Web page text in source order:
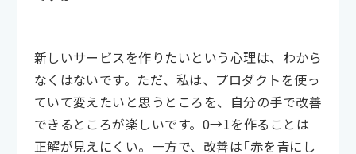
新しいサービスを作りたいという心理は、わから
なくはないです。ただ、私は、プロダクトを使っ
ていて変えたいと思うところを、自分の手で改善
できるところが楽しいです。0→1を作ることは
正解が見えにくい。一方で、改善は「赤を青にし